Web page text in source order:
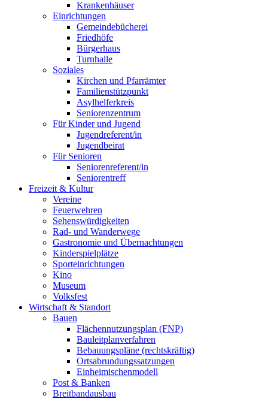
Krankenhäuser
Einrichtungen
Gemeindebücherei
Friedhöfe
Bürgerhaus
Turnhalle
Soziales
Kirchen und Pfarrämter
Familienstützpunkt
Asylhelferkreis
Seniorenzentrum
Für Kinder und Jugend
Jugendreferent/in
Jugendbeirat
Für Senioren
Seniorenreferent/in
Seniorentreff
Freizeit & Kultur
Vereine
Feuerwehren
Sehenswürdigkeiten
Rad- und Wanderwege
Gastronomie und Übernachtungen
Kinderspielplätze
Sporteinrichtungen
Kino
Museum
Volksfest
Wirtschaft & Standort
Bauen
Flächennutzungsplan (FNP)
Bauleitplanverfahren
Bebauungspläne (rechtskräftig)
Ortsabrundungssatzungen
Einheimischenmodell
Post & Banken
Breitbandausbau